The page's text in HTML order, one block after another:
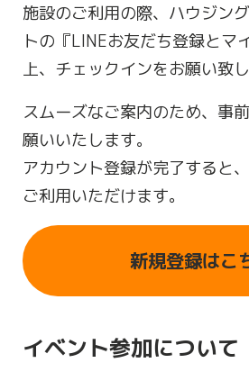
施設のご利用の際、ハウジン
トの『LINEお友だち登録とマ
上、チェックインをお願い致し
スムーズなご案内のため、事
願いいたします。
アカウント登録が完了すると
ご利用いただけます。
新規登録はこ
イベント参加について